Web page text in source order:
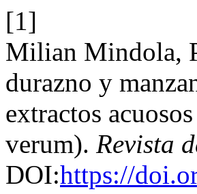
[1]
Milian Mindola,
durazno y
extractos
verum). Revista
DOI:https://